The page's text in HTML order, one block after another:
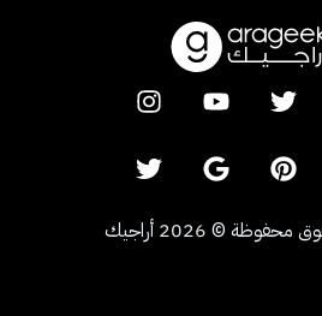
محفوظة ©
2026 أراجيك